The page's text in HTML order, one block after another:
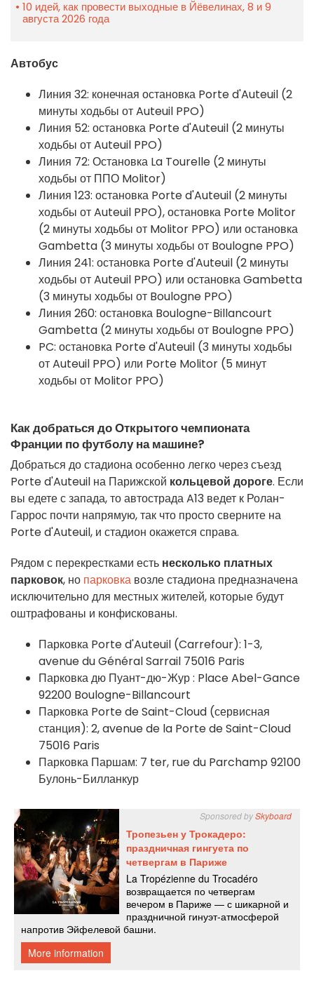
10 идей, как провести выходные в Йёвелинах, 8 и 9
августа 2026 года
Автобус
Линия 32: конечная остановка Porte d'Auteuil (2
минуты ходьбы от Auteuil PPO)
Линия 52: остановка Porte d'Auteuil (2 минуты
ходьбы от Auteuil PPO)
Линия 72: Остановка La Tourelle (2 минуты
ходьбы от ППО Molitor)
Линия 123: остановка Porte d'Auteuil (2 минуты
ходьбы от Auteuil PPO), остановка Porte Molitor
(2 минуты ходьбы от Molitor PPO) или остановка
Gambetta (3 минуты ходьбы от Boulogne PPO)
Линия 241: остановка Porte d'Auteuil (2 минуты
ходьбы от Auteuil PPO) или остановка Gambetta
(3 минуты ходьбы от Boulogne PPO)
Линия 260: остановка Boulogne-Billancourt
Gambetta (2 минуты ходьбы от Boulogne PPO)
PC: остановка Porte d'Auteuil (3 минуты ходьбы
от Auteuil PPO) или Porte Molitor (5 минут
ходьбы от Molitor PPO)
Как добраться до Открытого чемпионата
Франции по футболу на машине?
Добраться до стадиона особенно легко через съезд
Porte d'Auteuil на Парижской кольцевой дороге. Если
вы едете с запада, то автострада A13 ведет к Ролан-
Гаррос почти напрямую, так что просто сверните на
Porte d'Auteuil, и стадион окажется справа.
Рядом с перекрестками есть несколько платных
парковок, но парковка возле стадиона предназначена
исключительно для местных жителей, которые будут
оштрафованы и конфискованы.
Парковка Porte d'Auteuil (Carrefour): 1-3,
avenue du Général Sarrail 75016 Paris
Парковка дю Пуант-дю-Жур : Place Abel-Gance
92200 Boulogne-Billancourt
Парковка Porte de Saint-Cloud (сервисная
станция): 2, avenue de la Porte de Saint-Cloud
75016 Paris
Парковка Паршам: 7 ter, rue du Parchamp 92100
Булонь-Билланкур